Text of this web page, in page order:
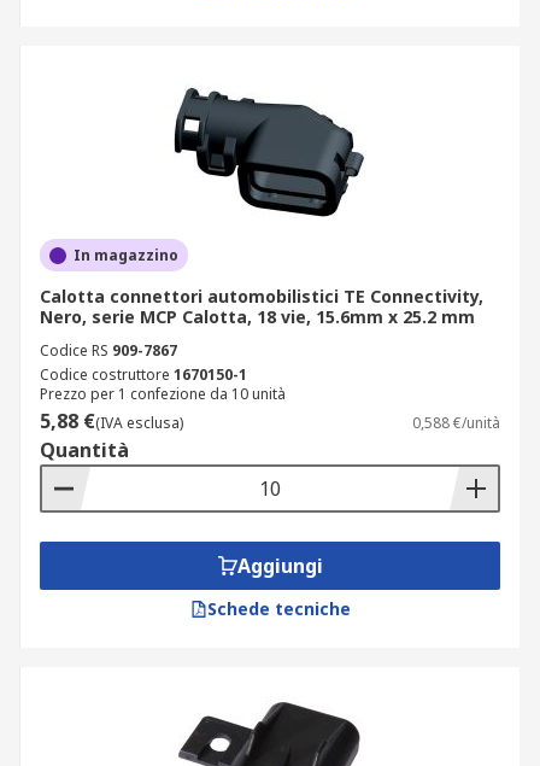
In magazzino
Calotta connettori automobilistici TE Connectivity,
Nero, serie MCP Calotta, 18 vie, 15.6mm x 25.2 mm
Codice RS 909-7867
Codice costruttore 1670150-1
Prezzo per 1 confezione da 10 unità
5,88 €(IVA esclusa) 0,588 €/unità
Quantità
Aggiungi
Schede tecniche